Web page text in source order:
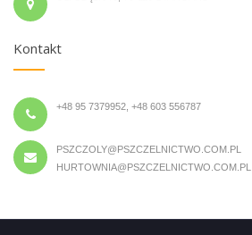
Kontakt
+48 95 7379952, +48 603 556787
PSZCZOLY@PSZCZELNICTWO.COM.PL
HURTOWNIA@PSZCZELNICTWO.COM.PL